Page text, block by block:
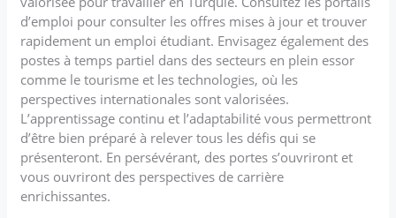
d’emploi pour consulter les offres mises à jour et trouver
rapidement un emploi étudiant. Envisagez également des
postes à temps partiel dans des secteurs en plein essor
comme le tourisme et les technologies, où les
perspectives internationales sont valorisées.
L’apprentissage continu et l’adaptabilité vous permettront
d’être bien préparé à relever tous les défis qui se
présenteront. En persévérant, des portes s’ouvriront et
vous ouvriront des perspectives de carrière
enrichissantes.